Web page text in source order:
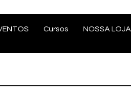
Cursos NOSSA LOJA